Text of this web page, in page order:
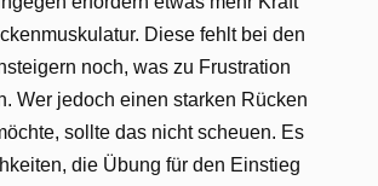
Diese fehlt bei den
noch, was zu Frustration
Wer jedoch einen starken Rücken
sollte das nicht scheuen. Es
die Übung für den Einstieg